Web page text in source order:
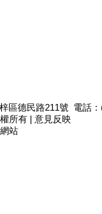
區德民路211號 電話
所有 | 意見反映
站